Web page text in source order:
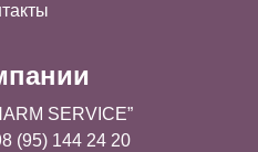
SERVICE”
(95) 144 24 20